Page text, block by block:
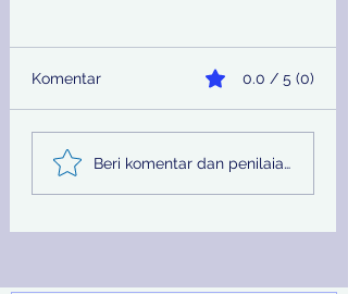
Sinergi Bea Cukai dan
Satgaspam Lanudal
Juanda Gagalkan
Komentar 0.0 / 5 (0)
Beri komentar dan penilaian...